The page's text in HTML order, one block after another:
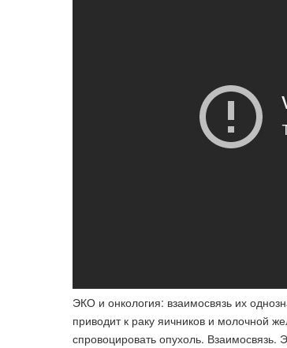
ЭКО и онкология: взаимосвязь их
приводит к раку яичников и молочной
спровоцировать опухоль.